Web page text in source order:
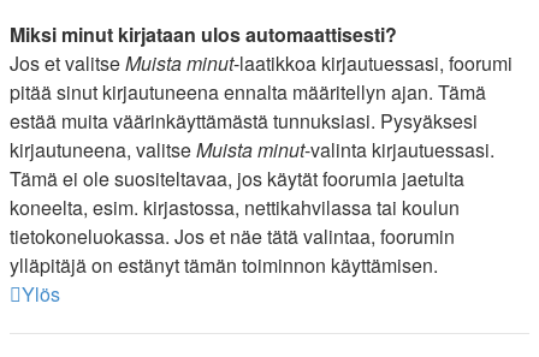
Miksi minut kirjataan ulos automaattisesti?
Jos et valitseMuista minut-laatikkoa kirjautuessasi, foorumi
pitää sinut kirjautuneena ennalta määritellyn ajan. Tämä
estää muita väärinkäyttämästä tunnuksiasi. Pysyäksesi
kirjautuneena, valitseMuista minut-valinta kirjautuessasi.
Tämä ei ole suositeltavaa, jos käytät foorumia jaetulta
koneelta, esim. kirjastossa, nettikahvilassa tai koulun
tietokoneluokassa. Jos et näe tätä valintaa, foorumin
ylläpitäjä on estänyt tämän toiminnon käyttämisen.
Ylös